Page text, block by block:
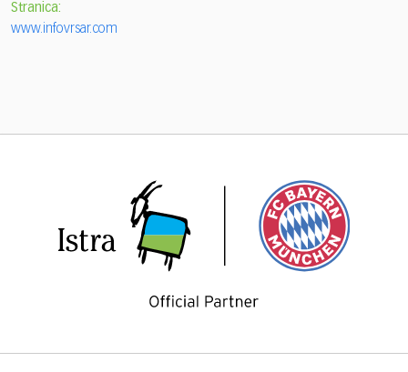
Stranica:
www.infovrsar.com